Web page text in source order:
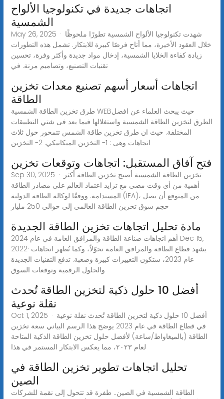
اتجاهات جديدة في تكنولوجيا الألواح
الشمسية
May 26, 2025 · شهدت تكنولوجيا الألواح الشمسية تطورًا ملحوظًا
خلال العقود الأخيرة، مما أتاح فرصًا كبيرة للابتكار. تشمل هذه التطورات
زيادة كفاءة الخلايا الشمسية، إدخال مواد جديدة وأكثر وفرة، تحسين
تقنيات التصنيع، وتصاميم مرنة. في
اتجاهات أسعار أسهم تصنيع معدات تخزين
الطاقة
طرق تخزين الطاقة الشمسية WEBحيث يبحث العلماء عن افضل
الطرق لتخزين الطاقة الشمسية واستغلالها فيما بعد فى شتي التطبيقات
المختلفة. حيث ان طرق تخزين طاقة الشمس تتمحور حول ثلاث
اتجاهات وهى : 1- التخزين الميكانيكي. 2- التخزين
فتح آفاق المستقبل: اتجاهات وتوقعات تخزين
Sep 30, 2025 · تخزين الطاقة الشمسية أصبح تخزين الطاقة أكثر
أهمية من أي وقت مضى مع تزايد اعتماد العالم على مصادر الطاقة
المستدامة. ووفقًا لوكالة الطاقة الدولية (IEA)، من المتوقع أن يصل
حجم سوق تخزين الطاقة العالمي إلى حوالي 250 مليار
مادة تحليل اتجاهات تخزين الطاقة الجديدة
أهم اتجاهات صناعة الطاقة والمرافق العامة في عام 2024 Dec 15,
2022· يشهد قطاع الطاقة والمرافق العامة تحوّلاً، وكما تُظهر اتجاهات
عام 2023، ستكون التغييرات كبيرة وصعبة. تدفع التقنيات الجديدة
والحلول الرقمية وتوقعات السوق
أفضل 10 حلول ذكية لتخزين الطاقة تُحدث
نقلة نوعية
Oct 1, 2025 · أفضل 10 حلول ذكية لتخزين الطاقة تُحدث نقلة نوعية
في قطاع الطاقة في عام 2023 يوضح هذا الرسم البياني سعة تخزين
الطاقة (بالميغاواط/ساعة) لأفضل حلول تخزين الطاقة الذكية المتاحة
لعام ٢٠٢٣، مما يعكس الابتكار المستمر في هذا
تحليل اتجاهات تطوير تخزين الطاقة في
الصين
الطاقة الشمسية في الصين.. طفرة قد تتحول إلى نقمة للشركات